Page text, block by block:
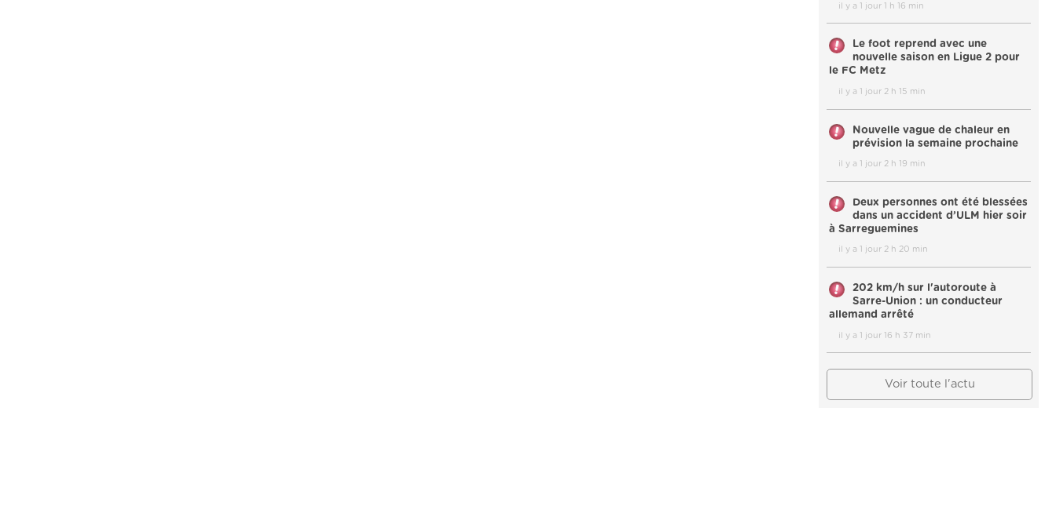
il y a 1 jour 1 h 16 min
Le foot reprend avec une
nouvelle saison en Ligue 2 pour
le FC Metz
il y a 1 jour 2 h 15 min
Nouvelle vague de chaleur en
prévision la semaine prochaine
il y a 1 jour 2 h 19 min
Deux personnes ont été blessées
dans un accident d’ULM hier soir
à Sarreguemines
il y a 1 jour 2 h 20 min
202 km/h sur l'autoroute à
Sarre-Union : un conducteur
allemand arrêté
il y a 1 jour 16 h 37 min
Voir toute l'actu